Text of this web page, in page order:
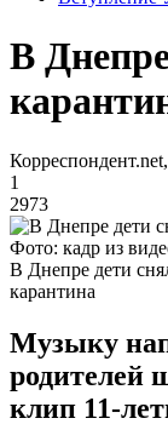
В
1
2973
Фото: кадр из
В Днепре дети
карантина
Музыку
родителей
клип 11-